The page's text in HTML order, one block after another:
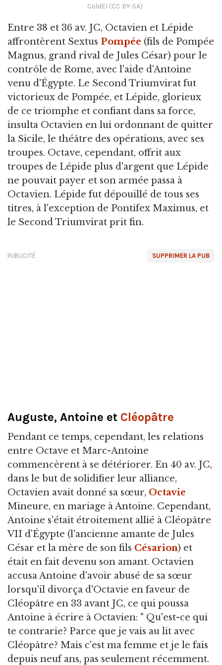
ColdEl (CC BY-SA)
Entre 38 et 36 av. JC, Octavien et Lépide
affrontèrent Sextus Pompée (fils de Pompée
Magnus, grand rival de Jules César) pour le
contrôle de Rome, avec l'aide d'Antoine
venu d'Égypte. Le Second Triumvirat fut
victorieux de Pompée, et Lépide, glorieux
de ce triomphe et confiant dans sa force,
insulta Octavien en lui ordonnant de quitter
la Sicile, le théâtre des opérations, avec ses
troupes. Octave, cependant, offrit aux
troupes de Lépide plus d'argent que Lépide
ne pouvait payer et son armée passa à
Octavien. Lépide fut dépouillé de tous ses
titres, à l'exception de Pontifex Maximus, et
le Second Triumvirat prit fin.
SUPPRIMER LA PUB
PUBLICITÉ
Auguste, Antoine et Cléopâtre
Pendant ce temps, cependant, les relations
entre Octave et Marc-Antoine
commencèrent à se détériorer. En 40 av. JC,
dans le but de solidifier leur alliance,
Octavien avait donné sa sœur, Octavie
Mineure, en mariage à Antoine. Cependant,
Antoine s'était étroitement allié à Cléopâtre
VII d'Égypte (l'ancienne amante de Jules
César et la mère de son fils Césarion) et
était en fait devenu son amant. Octavien
accusa Antoine d'avoir abusé de sa sœur
lorsqu'il divorça d'Octavie en faveur de
Cléopâtre en 33 avant JC, ce qui poussa
Antoine à écrire à Octavien: " Qu'est-ce qui
te contrarie? Parce que je vais au lit avec
Cléopâtre? Mais c'est ma femme et je le fais
depuis neuf ans, pas seulement récemment.